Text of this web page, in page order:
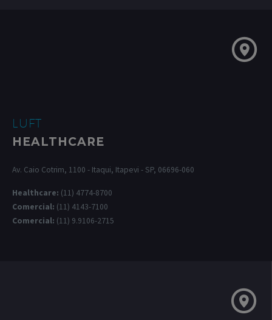
LUFT
HEALTHCARE
Av. Caio Cotrim, 1100 - Itaqui, Itapevi - SP, 06696-060
Healthcare: (11) 4774-8700
Comercial: (11) 4143-7100
Comercial: (11) 9.9106-2715